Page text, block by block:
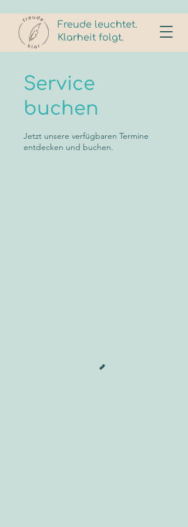
Freude leuchtet.
Klarheit folgt.
Service
buchen
Jetzt unsere verfügbaren Termine
entdecken und buchen.